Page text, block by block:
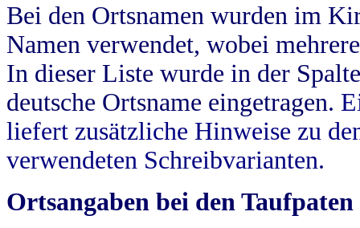
Bei den Ortsnamen wurden im
Namen verwendet, wobei
In dieser Liste wurde in der
deutsche Ortsname eingetragen.
liefert zusätzliche Hinweise zu
verwendeten Schreibvarianten.
Ortsangaben bei den Taufpaten